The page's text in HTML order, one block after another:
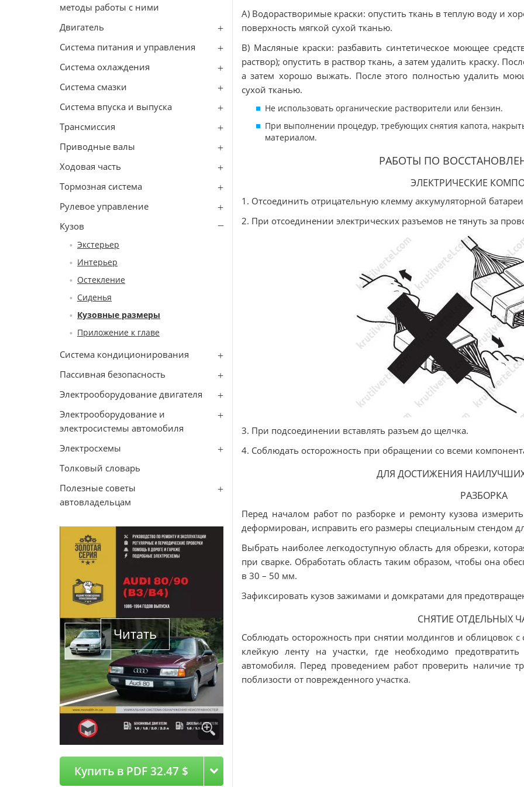
методы работы с ними
Двигатель
Система питания и управления
Система охлаждения
Система смазки
Система впуска и выпуска
Трансмиссия
Приводные валы
Ходовая часть
Тормозная система
Рулевое управление
Кузов
Экстерьер
Интерьер
Остекление
Сиденья
Кузовные размеры
Приложение к главе
Система кондиционирования
Пассивная безопасность
Электрооборудование двигателя
Электрооборудование и
электросистемы автомобиля
Электросхемы
Толковый словарь
Полезные советы
автовладельцам
Читать
Купить в PDF 32.47 $
А) Водорастворимые краски: опустить ткань в теплую воду и
поверхность мягкой сухой тканью.
В) Масляные краски: разбавить синтетическое моющее
раствор); опустить в раствор ткань, а затем удалить краску.
а затем хорошо выжать. После этого полностью удалить
сухой тканью.
Не использовать органические растворители или бензин.
При выполнении процедур, требующих снятия капота,
материалом.
РАБОТЫ ПО
ЭЛЕКТРИЧЕСКИЕ
1. Отсоединить отрицательную клемму аккумуляторной
2. При отсоединении электрических разъемов не тянуть за
3. При подсоединении вставлять разъем до щелчка.
4. Соблюдать осторожность при обращении со всеми
ДЛЯ ДОСТИЖЕНИЯ НАИЛУЧШИХ
РАЗБОРКА
Перед началом работ по разборке и ремонту кузова
деформирован, исправить его размеры специальным стендом
Выбрать наиболее легкодоступную область для обрезки,
при сварке. Обработать область таким образом, чтобы она
в 30 – 50 мм.
Зафиксировать кузов зажимами и домкратами для
СНЯТИЕ ОТДЕЛЬНЫХ
Соблюдать осторожность при снятии молдингов и облицовок
клейкую ленту на участки, где необходимо
автомобиля. Перед проведением работ проверить наличие
поблизости от поврежденного участка.